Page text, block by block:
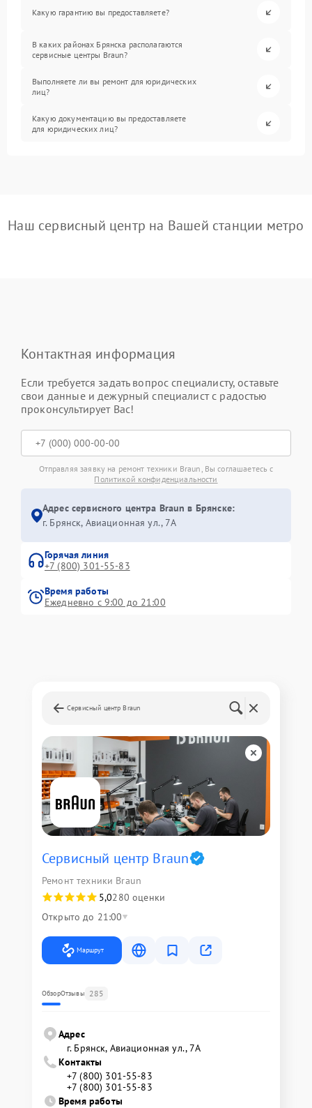
Какую гарантию вы предоставляете?
В каких районах Брянска располагаются
сервисные центры Braun?
Выполняете ли вы ремонт для юридических
лиц?
Какую документацию вы предоставляете
для юридических лиц?
Наш сервисный центр на Вашей станции метро
Контактная информация
Если требуется задать вопрос специалисту, оставьте
свои данные и дежурный специалист с радостью
проконсультирует Вас!
Отправляя заявку на ремонт техники Braun, Вы соглашаетесь с
Политикой конфиденциальности
Адрес сервисного центра Braun в Брянске:
г. Брянск, Авиационная ул., 7А
Горячая линия
+7 (800) 301-55-83
Время работы
Ежедневно с 9:00 до 21:00
Сервисный центр Braun
Сервисный центр Braun
Ремонт техники Braun
5,0280 оценки
Открыто до 21:00
Маршрут
ОбзорОтзывы 285
Адрес
г. Брянск, Авиационная ул., 7А
Контакты
+7 (800) 301-55-83
+7 (800) 301-55-83
Время работы